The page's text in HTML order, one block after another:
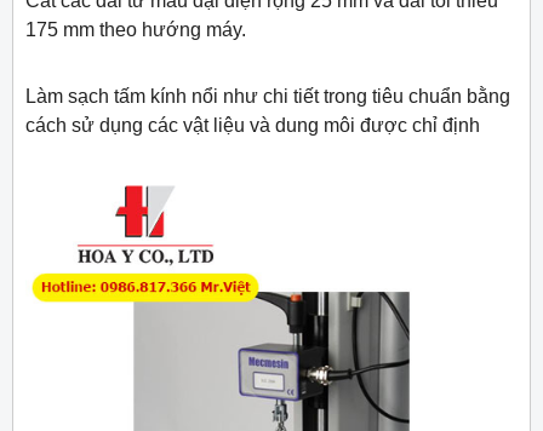
175 mm theo hướng máy.
Làm sạch tấm kính nổi như chi tiết trong tiêu chuẩn bằng
cách sử dụng các vật liệu và dung môi được chỉ định